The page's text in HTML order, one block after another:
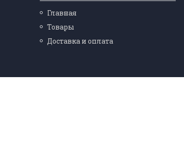
Главная
Товары
Доставка и оплата